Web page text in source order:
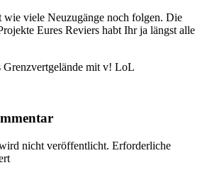
wie viele Neuzugänge noch folgen. Die
Eures Reviers habt Ihr ja längst alle
Grenzvertgelände mit v! LoL
nicht veröffentlicht. Erforderliche